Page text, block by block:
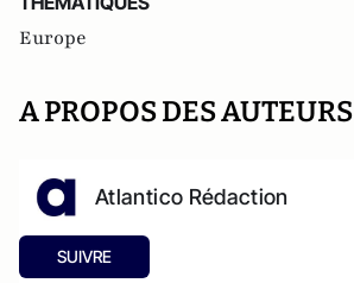
Europe
A PROPOS DES AUTEURS
Atlantico Rédaction
SUIVRE